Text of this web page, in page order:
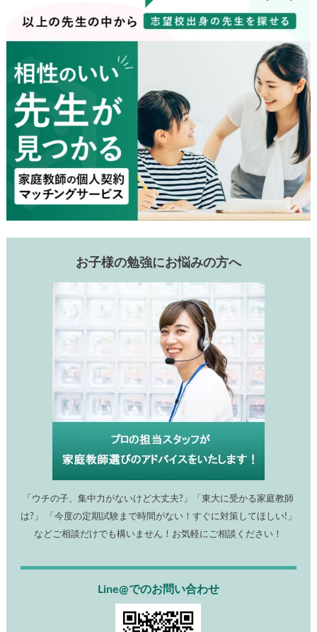
お子様の勉強にお悩みの方へ
「ウチの子、集中力がないけど大丈夫?」「東大に受かる家庭教師
は?」 「今度の定期試験まで時間がない！すぐに対策してほしい!」
などご相談だけでも構いません！お気軽にご相談ください！
Line@でのお問い合わせ